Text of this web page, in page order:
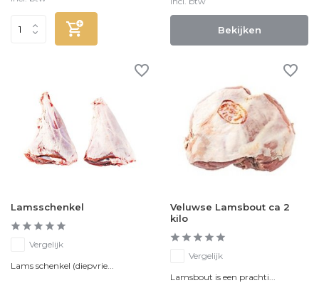
Bekijken
Lamsschenkel
Vergelijk
Lams schenkel (diepvrie...
Veluwse Lamsbout ca 2
kilo
Vergelijk
Lamsbout is een prachti...